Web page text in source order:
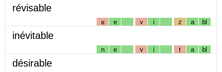
révisable
ʁ e v i z a bl
inévitable
n e v i t a bl
désirable